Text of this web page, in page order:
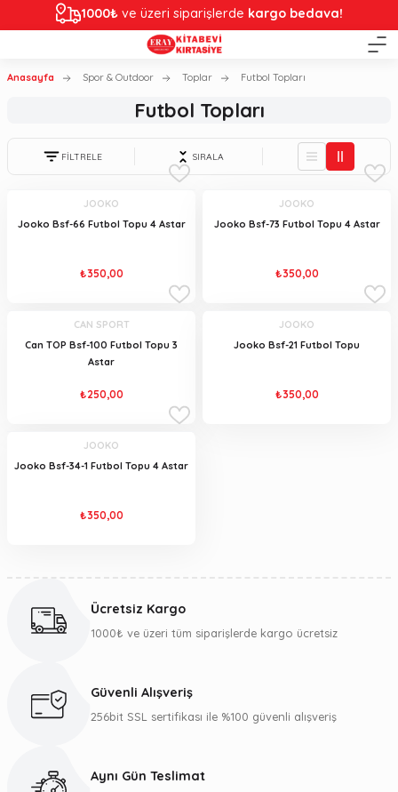
1000₺ ve üzeri siparişlerde kargo bedava!
Anasayfa Spor & Outdoor Toplar Futbol Topları
Futbol Topları
FİLTRELE SIRALA
JOOKO
Jooko Bsf-66 Futbol Topu 4 Astar
₺350,00
JOOKO
Jooko Bsf-73 Futbol Topu 4 Astar
₺350,00
CAN SPORT
Can TOP Bsf-100 Futbol Topu 3
Astar
₺250,00
JOOKO
Jooko Bsf-21 Futbol Topu
₺350,00
JOOKO
Jooko Bsf-34-1 Futbol Topu 4 Astar
₺350,00
Ücretsiz Kargo
1000₺ ve üzeri tüm siparişlerde kargo ücretsiz
Güvenli Alışveriş
256bit SSL sertifikası ile %100 güvenli alışveriş
Aynı Gün Teslimat